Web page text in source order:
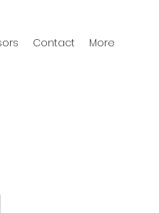
Contact More